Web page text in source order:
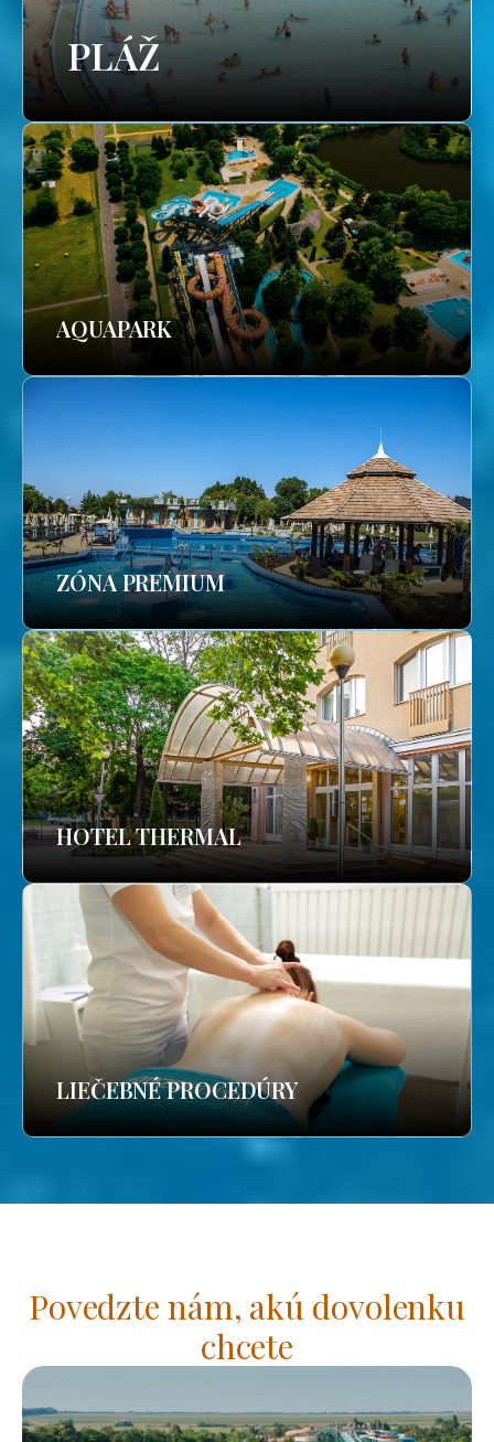
PLÁŽ
AQUAPARK
ZÓNA PREMIUM
HOTEL THERMAL
LIEČEBNÉ PROCEDÚRY
Povedzte nám, akú dovolenku
chcete